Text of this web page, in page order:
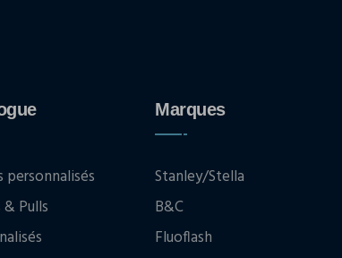
personnalisés
Pulls
Marques
Stanley/Stella
B&C
Fluoflash